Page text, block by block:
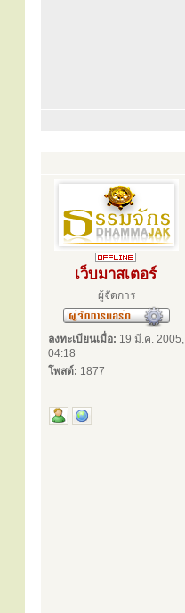
เว็บมาสเตอร์
ผู้จัดการ
ลงทะเบียนเมื่อ: 19 มี.ค. 2005,
04:18
โพสต์: 1877